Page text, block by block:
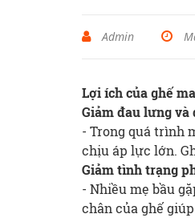
Admin
Lợi ích của ghế
Giảm đau lưng
- Trong quá trình
chịu áp lực lớn.
Giảm tình trạng
- Nhiều mẹ bầu
chân của ghế